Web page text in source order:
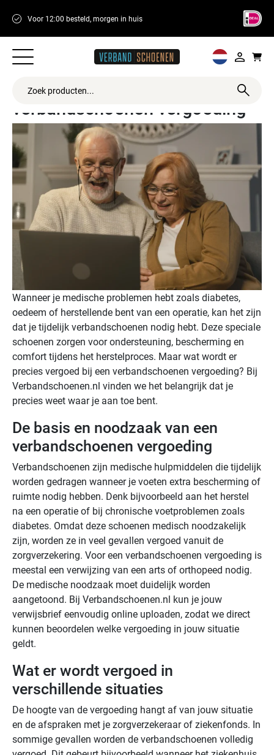
Voor 12:00 besteld, morgen in huis 14 dagen
Wat wordt vergoed bij
verbandschoenen vergoeding
Wanneer je medische problemen hebt zoals diabetes,
oedeem of herstellende bent van een operatie, kan het zijn
dat je tijdelijk verbandschoenen nodig hebt. Deze speciale
schoenen zorgen voor ondersteuning, bescherming en
comfort tijdens het herstelproces. Maar wat wordt er
precies vergoed bij een verbandschoenen vergoeding? Bij
Verbandschoenen.nl vinden we het belangrijk dat je
precies weet waar je aan toe bent.
De basis en noodzaak van een
verbandschoenen vergoeding
Verbandschoenen zijn medische hulpmiddelen die tijdelijk
worden gedragen wanneer je voeten extra bescherming of
ruimte nodig hebben. Denk bijvoorbeeld aan het herstel
na een operatie of bij chronische voetproblemen zoals
diabetes. Omdat deze schoenen medisch noodzakelijk
zijn, worden ze in veel gevallen vergoed vanuit de
zorgverzekering. Voor een verbandschoenen vergoeding is
meestal een verwijzing van een arts of orthopeed nodig.
De medische noodzaak moet duidelijk worden
aangetoond. Bij Verbandschoenen.nl kun je jouw
verwijsbrief eenvoudig online uploaden, zodat we direct
kunnen beoordelen welke vergoeding in jouw situatie
geldt.
Wat er wordt vergoed in
verschillende situaties
De hoogte van de vergoeding hangt af van jouw situatie
en de afspraken met je zorgverzekeraar of ziekenfonds. In
sommige gevallen worden de verbandschoenen volledig